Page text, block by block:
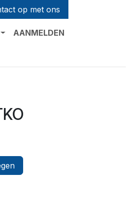
op met ons
AANMELDEN